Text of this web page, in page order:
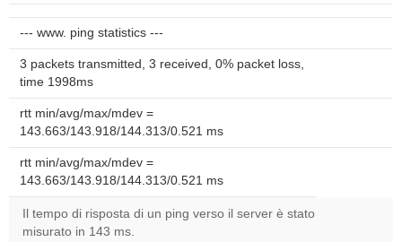
--- www. ping statistics ---
3 packets transmitted, 3 received, 0% packet loss,
time 1998ms
rtt min/avg/max/mdev =
143.663/143.918/144.313/0.521 ms
rtt min/avg/max/mdev =
143.663/143.918/144.313/0.521 ms
Il tempo di risposta di un ping verso il server è stato
misurato in 143 ms.